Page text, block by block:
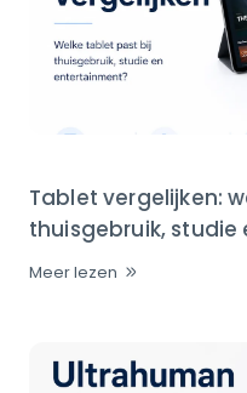
Tablet vergelijken:
thuisgebruik,
Meer lezen